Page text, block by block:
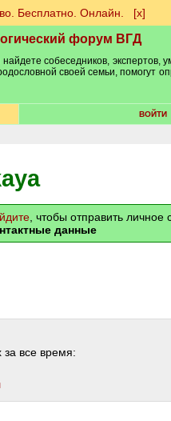
Бесплатно. Онлайн. [х]
форум ВГД
собеседников, экспертов,
своей семьи, помогут
ВОЙТИ
, чтобы отправить
данные
все время: